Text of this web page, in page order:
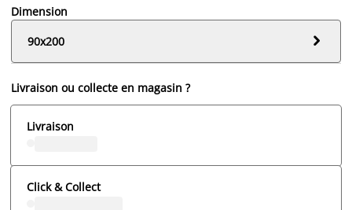
Dimension
90x200

Livraison ou collecte en magasin ?
Livraison
Click & Collect